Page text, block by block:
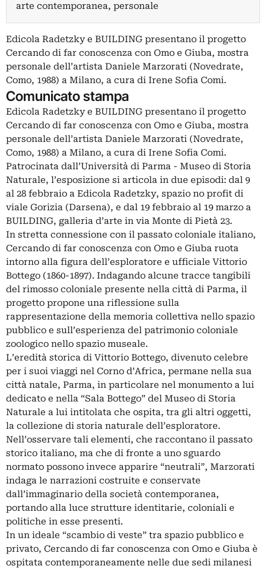
arte contemporanea, personale
Edicola Radetzky e BUILDING presentano il progetto
Cercando di far conoscenza con Omo e Giuba, mostra
personale dell’artista Daniele Marzorati (Novedrate,
Como, 1988) a Milano, a cura di Irene Sofia Comi.
Comunicato stampa
Edicola Radetzky e BUILDING presentano il progetto
Cercando di far conoscenza con Omo e Giuba, mostra
personale dell’artista Daniele Marzorati (Novedrate,
Como, 1988) a Milano, a cura di Irene Sofia Comi.
Patrocinata dall’Università di Parma - Museo di Storia
Naturale, l’esposizione si articola in due episodi: dal 9
al 28 febbraio a Edicola Radetzky, spazio no profit di
viale Gorizia (Darsena), e dal 19 febbraio al 19 marzo a
BUILDING, galleria d’arte in via Monte di Pietà 23.
In stretta connessione con il passato coloniale italiano,
Cercando di far conoscenza con Omo e Giuba ruota
intorno alla figura dell’esploratore e ufficiale Vittorio
Bottego (1860-1897). Indagando alcune tracce tangibili
del rimosso coloniale presente nella città di Parma, il
progetto propone una riflessione sulla
rappresentazione della memoria collettiva nello spazio
pubblico e sull’esperienza del patrimonio coloniale
zoologico nello spazio museale.
L’eredità storica di Vittorio Bottego, divenuto celebre
per i suoi viaggi nel Corno d’Africa, permane nella sua
città natale, Parma, in particolare nel monumento a lui
dedicato e nella “Sala Bottego” del Museo di Storia
Naturale a lui intitolata che ospita, tra gli altri oggetti,
la collezione di storia naturale dell’esploratore.
Nell’osservare tali elementi, che raccontano il passato
storico italiano, ma che di fronte a uno sguardo
normato possono invece apparire “neutrali”, Marzorati
indaga le narrazioni costruite e conservate
dall’immaginario della società contemporanea,
portando alla luce strutture identitarie, coloniali e
politiche in esse presenti.
In un ideale “scambio di veste” tra spazio pubblico e
privato, Cercando di far conoscenza con Omo e Giuba è
ospitata contemporaneamente nelle due sedi milanesi